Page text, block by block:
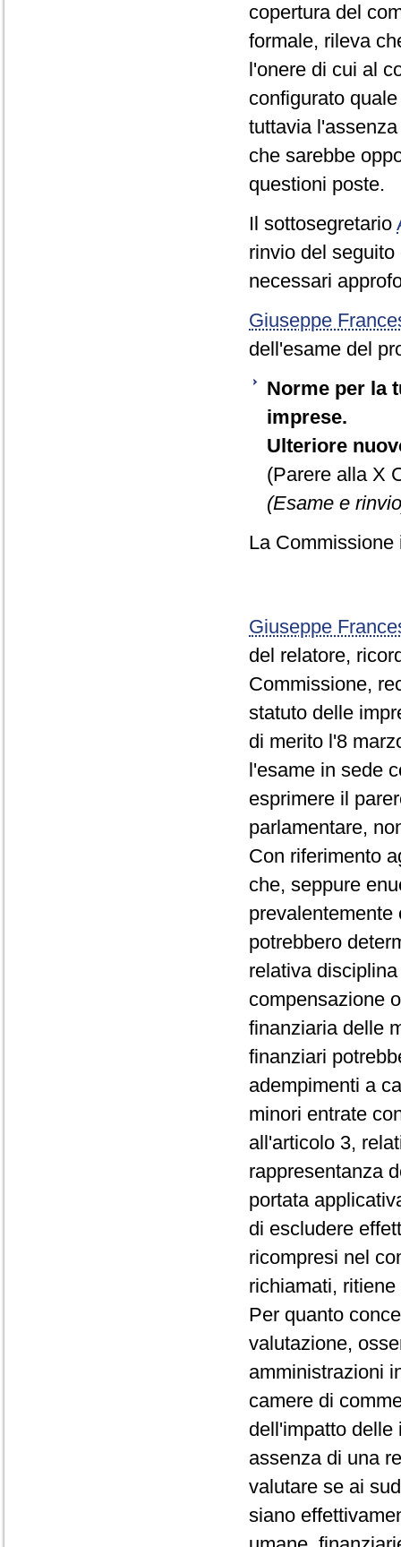
copertura del
formale, rileva
l'onere di cui al
configurato
tuttavia
che sarebbe
questioni poste.
Il sottosegretario
rinvio del
necessari
Giuseppe
dell'esame del
Norme per la
imprese.
Ulteriore
(Parere alla X
(Esame e
La
Giuseppe
del relatore,
Commissione,
statuto delle
di merito l'8
l'esame in sede
esprimere il
parlamentare,
Con riferimento
che, seppure
potrebbero
relativa
compensazione
finanziaria delle
finanziari
adempimenti a
minori entrate
all'articolo 3,
rappresentanza
portata
di escludere
ricompresi nel
richiamati,
Per quanto
valutazione,
amministrazioni
camere di
dell'impatto
assenza di una
valutare se ai
siano